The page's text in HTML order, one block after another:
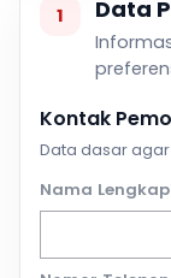
1 Data
Kontak
Data dasar
Nama Lengkap